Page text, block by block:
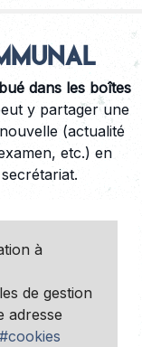
dans les boîtes
y partager une
(actualité
etc.) en
à
de gestion
adresse